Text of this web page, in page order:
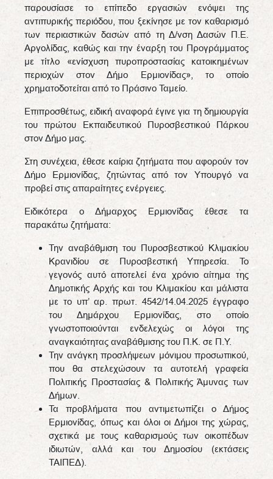
παρουσίασε το επίπεδο εργασιών ενόψει της
αντιπυρικής περιόδου, που ξεκίνησε με τον καθαρισμό
των περιαστικών δασών από τη Δ/νση Δασών Π.Ε.
Αργολίδας, καθώς και την έναρξη του Προγράμματος
με τίτλο «ενίσχυση πυροπροστασίας κατοικημένων
περιοχών στον Δήμο Ερμιονίδας», το οποίο
χρηματοδοτείται από το Πράσινο Ταμείο.
Επιπροσθέτως, ειδική αναφορά έγινε για τη δημιουργία
του πρώτου Εκπαιδευτικού Πυροσβεστικού Πάρκου
στον Δήμο μας.
Στη συνέχεια, έθεσε καίρια ζητήματα που αφορούν τον
Δήμο Ερμιονίδας, ζητώντας από τον Υπουργό να
προβεί στις απαραίτητες ενέργειες.
Ειδικότερα ο Δήμαρχος Ερμιονίδας έθεσε τα
παρακάτω ζητήματα:
Την αναβάθμιση του Πυροσβεστικού Κλιμακίου
Κρανιδίου σε Πυροσβεστική Υπηρεσία. Το
γεγονός αυτό αποτελεί ένα χρόνιο αίτημα της
Δημοτικής Αρχής και του Κλιμακίου και μάλιστα
με το υπ’ αρ. πρωτ. 4542/14.04.2025 έγγραφο
του Δημάρχου Ερμιονίδας, στο οποίο
γνωστοποιούνται ενδελεχώς οι λόγοι της
αναγκαιότητας αναβάθμισης του Π.Κ. σε Π.Υ.
Την ανάγκη προσλήψεων μόνιμου προσωπικού,
που θα στελεχώσουν τα αυτοτελή γραφεία
Πολιτικής Προστασίας & Πολιτικής Άμυνας των
Δήμων.
Τα προβλήματα που αντιμετωπίζει ο Δήμος
Ερμιονίδας, όπως και όλοι οι Δήμοι της χώρας,
σχετικά με τους καθαρισμούς των οικοπέδων
ιδιωτών, αλλά και του Δημοσίου (εκτάσεις
ΤΑΙΠΕΔ).